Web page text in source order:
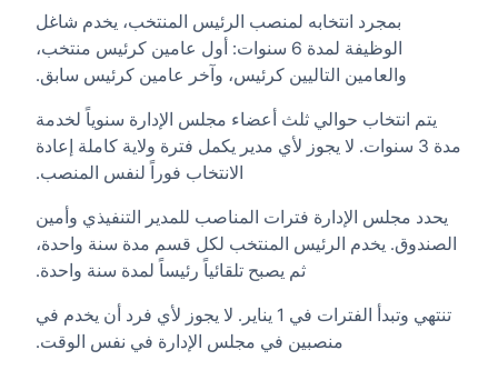
بمجرد انتخابه لمنصب الرئيس المنتخب، يخدم شاغل
الوظيفة لمدة 6 سنوات: أول عامين كرئيس منتخب،
والعامين التاليين كرئيس، وآخر عامين كرئيس سابق.
يتم انتخاب حوالي ثلث أعضاء مجلس الإدارة سنوياً لخدمة
مدة 3 سنوات. لا يجوز لأي مدير يكمل فترة ولاية كاملة إعادة
الانتخاب فوراً لنفس المنصب.
يحدد مجلس الإدارة فترات المناصب للمدير التنفيذي وأمين
الصندوق. يخدم الرئيس المنتخب لكل قسم مدة سنة واحدة،
ثم يصبح تلقائياً رئيساً لمدة سنة واحدة.
تنتهي وتبدأ الفترات في 1 يناير. لا يجوز لأي فرد أن يخدم في
منصبين في مجلس الإدارة في نفس الوقت.